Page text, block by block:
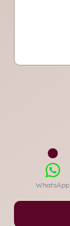
WhatsApp